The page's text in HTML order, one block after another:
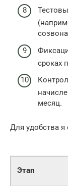
сроках
месяц.
Для удобства
Этап